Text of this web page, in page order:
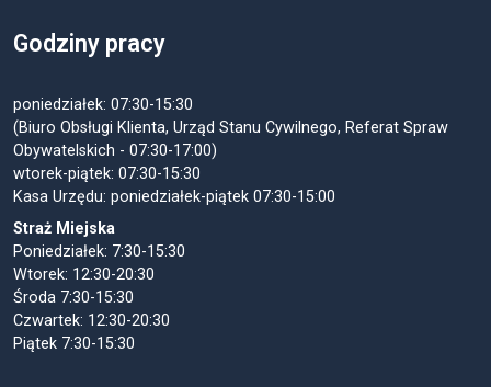
Godziny pracy
poniedziałek: 07:30-15:30
(Biuro Obsługi Klienta, Urząd Stanu Cywilnego, Referat Spraw
Obywatelskich - 07:30-17:00)
wtorek-piątek: 07:30-15:30
Kasa Urzędu: poniedziałek-piątek 07:30-15:00
Straż Miejska
Poniedziałek: 7:30-15:30
Wtorek: 12:30-20:30
Środa 7:30-15:30
Czwartek: 12:30-20:30
Piątek 7:30-15:30